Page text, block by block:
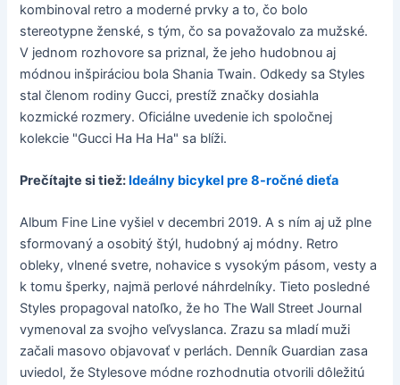
kombinoval retro a moderné prvky a to, čo bolo
stereotypne ženské, s tým, čo sa považovalo za mužské.
V jednom rozhovore sa priznal, že jeho hudobnou aj
módnou inšpiráciou bola Shania Twain. Odkedy sa Styles
stal členom rodiny Gucci, prestíž značky dosiahla
kozmické rozmery. Oficiálne uvedenie ich spoločnej
kolekcie "Gucci Ha Ha Ha" sa blíži.
Prečítajte si tiež: Ideálny bicykel pre 8-ročné dieťa
Album Fine Line vyšiel v decembri 2019. A s ním aj už plne
sformovaný a osobitý štýl, hudobný aj módny. Retro
obleky, vlnené svetre, nohavice s vysokým pásom, vesty a
k tomu šperky, najmä perlové náhrdelníky. Tieto posledné
Styles propagoval natoľko, že ho The Wall Street Journal
vymenoval za svojho veľvyslanca. Zrazu sa mladí muži
začali masovo objavovať v perlách. Denník Guardian zasa
uviedol, že Stylesove módne rozhodnutia otvorili dôležitú